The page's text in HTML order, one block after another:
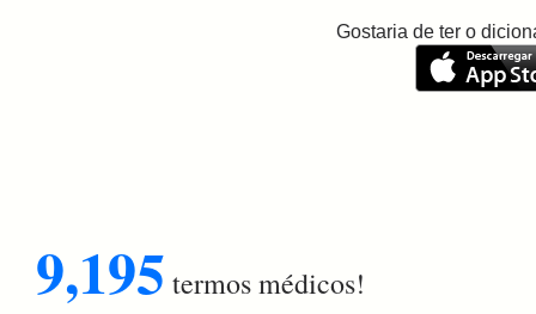
Gostaria de ter o
9,195 termos médicos!